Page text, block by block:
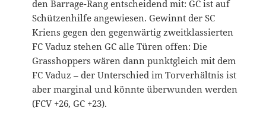
den Barrage-Rang entscheidend mit: GC ist auf
Schützenhilfe angewiesen. Gewinnt der SC
Kriens gegen den gegenwärtig zweitklassierten
FC Vaduz stehen GC alle Türen offen: Die
Grasshoppers wären dann punktgleich mit dem
FC Vaduz – der Unterschied im Torverhältnis ist
aber marginal und könnte überwunden werden
(FCV +26, GC +23).